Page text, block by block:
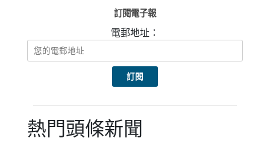
訂閱電子報
電郵地址：
熱門頭條新聞